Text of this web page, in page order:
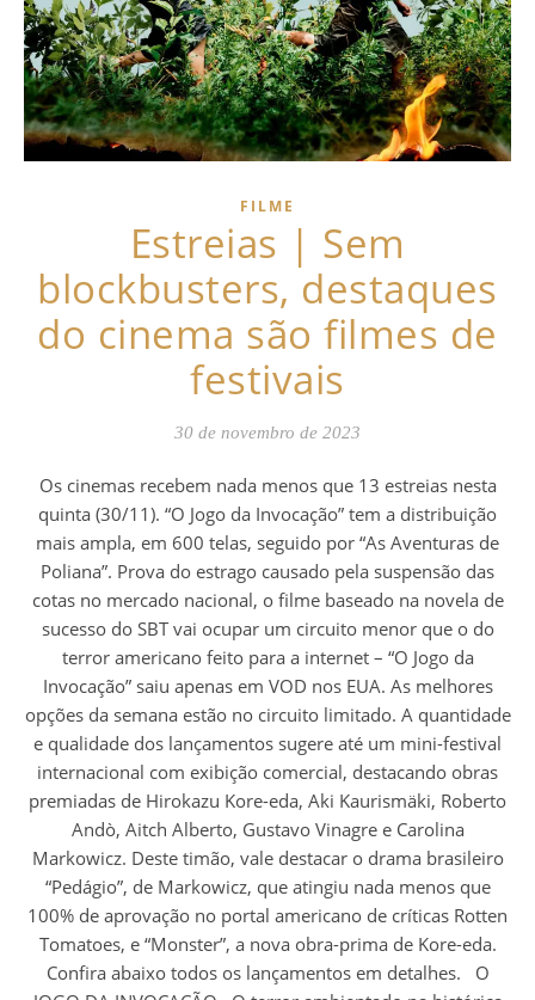
FILME
Estreias | Sem
blockbusters, destaques
do cinema são filmes de
festivais
30 de novembro de 2023
Os cinemas recebem nada menos que 13 estreias nesta quinta (30/11). “O Jogo da Invocação” tem a distribuição mais ampla, em 600 telas, seguido por “As Aventuras de Poliana”. Prova do estrago causado pela suspensão das cotas no mercado nacional, o filme baseado na novela de sucesso do SBT vai ocupar um circuito menor que o do terror americano feito para a internet – “O Jogo da Invocação” saiu apenas em VOD nos EUA. As melhores opções da semana estão no circuito limitado. A quantidade e qualidade dos lançamentos sugere até um mini-festival internacional com exibição comercial, destacando obras premiadas de Hirokazu Kore-eda, Aki Kaurismäki, Roberto Andò, Aitch Alberto, Gustavo Vinagre e Carolina Markowicz. Deste timão, vale destacar o drama brasileiro “Pedágio”, de Markowicz, que atingiu nada menos que 100% de aprovação no portal americano de críticas Rotten Tomatoes, e “Monster”, a nova obra-prima de Kore-eda. Confira abaixo todos os lançamentos em detalhes. O JOGO DA INVOCAÇÃO O terror ambientado na histórica cidade de Salem, Massachusetts, tenta transformar jogos infantis como esconde-esconde e pega-pega em cenários de horror mortais. O enredo gira em torno de uma faca amaldiçoada, entalhada com ossos e inscrita com a frase “I Will Play, I Won’t Quit”, que possui vítimas e as obriga a participar de versões distorcidas de jogos infantis. A trama começa como uma noite de babysitting tranquila, mas rapidamente se transforma em uma luta contra um espírito vingativo do passado sombrio da cidade. O elenco reúne Natalia Dyer (“Stranger Things”), Asa Butterfield (“Sex Education”) e Benjamin Evan Ainsworth (“Pinóquio”) como irmãos presos na maldição. Ainsworth entrega uma performance impressionante como o primeiro personagem possuído pela faca demoníaca, enquanto Butterfield se destaca como o irmão mais velho, que se torna o novo recipiente do demônio e inicia um massacre em uma pequena reunião de adolescentes. Embora apresente uma ideia intrigante, o filme dos estreantes Eren Celeboglu e Ari Costa, tem uma execução superficial e pouco entusiasmo para explorar o potencial dos jogos em cenas de horror criativas. Os jogos em si são retratados de maneira simplista, e as cenas de morte são moderadas, evitando exibir muita violência. A produção é do estúdio AGBO dos irmãos Russo (diretores de “Vingadores: Ultimato”). AS AVENTURAS DE POLIANA Continuação cinematográfica de duas novelas populares e longas do SBT, a produção apresenta um novo capítulo na vida de Poliana (Sophia Valverde) e seus amigos, após o término do ensino médio. A trama se concentra na jornada de Poliana, que almeja estudar no exterior, enfrentando a descrença de seu pai (Dalton Vigh), que questiona sua maturidade. Determinada a provar sua independência e capacidade, Poliana decide trabalhar no Maya Palace, um eco resort paradisíaco, sendo acompanhada por seu namorado João (Igor Jansen) e os amigos Kessya (Duda Pimenta) e Luigi (Enzo Krieger). Enquanto Poliana é favorecida devido à sua situação financeira, seus amigos enfrentam tarefas mais desafiadoras e perigosas. Contudo, a história se aprofunda quando os amigos descobrem que o resort, administrado por uma mulher corrupta, está envolvido em crimes ambientais que prejudicam a comunidade local. Oportunidade para o público reencontrar personagens queridos e embarcar em novas aventuras, o filme ainda apresenta temas como amizade, sonhos, questões ambientais, classes sociais e o contraste entre a corrupção e a inocência juvenil. O roteiro é de Iris Abravanel, autora da novela original, enquanto a direção é assinada por Cláudio Boeckel (“Gaby Estrella: O Filme”). PEDÁGIO Com apenas dois longas, a brasileira Carolina Markowicz já é uma diretora reconhecida no circuito internacional. Seu primeiro longa-metragem, “Carvão”, foi selecionado para festivais renomados como Toronto e San Sebastián, estabelecendo sua reputação como uma cineasta inovadora e corajosa, e “Pedágio” repetiu a dose, inclusive com direito a prêmio, o Tribute Award, no Festival de Toronto como talento emergente. A obra emerge como um poderoso drama repleto de angústia e embate familiar, centrado em Suellen, uma cobradora de pedágio na estrada de Cubatão, que busca fazer dinheiro para financiar a participação de seu filho, Tiquinho, em uma controversa terapia de “cura gay”. O elenco, liderado por Maeve Jinkings (“Os Outros”), traz uma performance notável, capturando a essência de uma mãe dilacerada pelo conflito entre o amor pelo filho e as pressões sociais. O novato Kauan Alvarenga (que trabalhou no curta “O Órfão”, da diretora), por outro lado, dá vida a Tiquinho com uma mistura de vulnerabilidade e força, representando a juventude LGBTQIAP+ que luta por aceitação e amor em uma sociedade hostil, dominada por dogmas religiosos. “Pedágio” se destaca também por sua abordagem técnica, com cenários que refletem a solidão dos personagens e uma trilha sonora que aprimora a experiência emocional do filme. O elenco ainda inclui Thomás Aquino (também de “Os Outros”), Aline Marta Maia (“Carvão”) e Isac Graça (da série portuguesa “Três Mulheres”). MONSTER Aclamado com 98% de aprovação no site Rotten Tomatoes e vencedor do troféu de Melhor Roteiro no último Festival de Cannes, o novo drama do mestre japonês Hirokazu Kore-eda (“Assuntos de Família”) se desenrola em três partes distintas, iniciando com um incêndio em um prédio que serve como um marco temporal e simbólico para a trama. A primeira seção acompanha a vida de Saori (Sakura Ando), mãe solteira, e seu filho Minato (Soya Kurokawa). Eles compartilham um lar amoroso, porém caótico, revelando uma relação delicada onde Saori ainda sofre pela morte do marido e Minato exibe comportamentos preocupantes. As ações de Minato, incluindo uma confissão sobre o professor Michitoshi (Eita Nagayama), desencadeiam uma cadeia de mal-entendidos e conflitos com a escola. À medida que a história retorna ao incêndio, a perspectiva se altera para Michitoshi, oferecendo uma visão alternativa dos eventos e questionando as noções de culpa e intenção. O filme se torna ainda mais complexo com o terceiro foco em Yori (Hinata Hiiragi), colega de Minato, cuja realidade oscila entre ser um agressor, vítima ou uma figura mais enigmática. Ao longo do filme, observa-se que Minato luta para compreender e expressar seus sentimentos, que parecem estar relacionados à sua sexualidade emergente. A maneira como Kore-eda aborda este aspecto é característica de seu estilo: com empatia e uma perspectiva humana profunda, sem recorrer a estereótipos ou dramatização excessiva – o que lhe valeu a Palma Queer no Festival de Cannes. O sentido do título é multifacetado e simbólico, refletindo os vários mal-entendidos, julgamentos precipitados e percepções distorcidas que os personagens têm uns dos outros. Cada personagem, em algum momento, pode ser visto como um “monstro” aos olhos dos outros. Entretanto, não são necessariamente figuras aterrorizantes ou malévolas, mas pessoas comuns envolvidas em situações complicadas ou mal compreendidas. A história desafia o espectador a refletir sobre como julgamentos apressados podem levar a perceber os outros de maneira distorcida, oferecendo-se como uma lição de empatia. O ritmo meticuloso, seu tom sensível e a trilha sonora de Ryuichi Sakamoto (vencedor do Oscar por “O Último Imperador”), que faleceu em março, antes da première da produção, ampliam a experiência cinematográfica, construindo um ambiente que complementa a montanha-russa emocional retratada. O resultado é uma das melhores obras de um diretor conhecido por só fazer filmes bons. FOLHAS DE OUTONO O 20º longa-metragem do premiado diretor Aki Kaurismäki (“O Porto”) venceu o Prêmio do Júri do último Festival Cannes. Sua narrativa compassiva e despojada acompanha dois indivíduos solitários da classe trabalhadora em Helsinque, Holappa (Jussi Vatanen), um frequentador assíduo de um bar de karaokê, e Ansa (Alma Pöysti), uma funcionária de supermercado que vive sozinha. O cenário outonal pinta Helsinque com tons de cinza e uma atmosfera melancólica, onde os personagens navegam por suas existências marginais. Ela é demitida por pegar um bagel vencido no trabalho e ele enfrenta uma batalha constante com o alcoolismo. Apesar de viverem vidas desencorajadoras, uma noite em um bar de karaokê muda o curso de suas trajetórias, quando eles se encontram e vislumbram a possibilidade de um amanhã melhor. Mas, ao contrário das típicas comédias românticas americanas, não há um florescer imediato de romance. Em vez disso, Kaurismäki opta por explorar a gradual descoberta de uma centelha que pode despertar suas almas. Com uma duração concisa de 81 minutos, o filme contém momentos de humor característico de Kaurismäki, como a cena em que Ansa e Holappa assistem “Os Mortos Não Morrem” de Jim Jarmusch, oferecendo uma visão singular sobre a vida cotidiana, a resiliência humana e a busca por conexão – os principais temas da filmografia do mestre finlandês. A ESTRANHA COMÉDIA DA VIDA A comédia de Roberto Andò (“O Caravaggio Roubado”) mergulha no universo criativo e mental de Luigi Pirandello, um dos maiores dramaturgos italianos, que no filme é interpretado pelo veterano Toni Servillo (“A Grande Beleza”), numa atuação magistral de artista em crise. Distanciando-se do formato de biografia convencional, a trama entrelaça realidade e ficção, retratando um momento crucial na vida do autor. A narrativa acompanha uma viagem de Pirandello à Sicília em 1920 para um funeral, quando ele contrata dois coveiros (interpretados pelos comediantes Salvatore Ficarra e Valentino Picone), que sonham em ser atores. Esse encontro inesperado se torna o ponto de partida para a criação de “Seis Personagens à Procura de um Autor”, uma das peças mais emblemáticas do dramaturgo. Andò, também conhecido por seu trabalho como novelista e diretor teatral, demonstra habilidade ao ir do realismo para a comédia abstrata, usando a representação como uma ferramenta para análise e confr